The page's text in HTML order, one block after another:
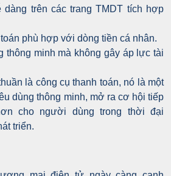
dàng trên các trang TMDT tích hợp
phù hợp với dòng tiền cá nhân.
minh mà không gây áp lực tài
là công cụ thanh toán, nó là một
dùng thông minh, mở ra cơ hội tiếp
cho người dùng trong thời đại
triển.